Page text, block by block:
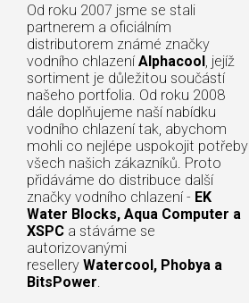
Od roku 2007 jsme se stali
partnerem a oficiálním
distributorem známé značky
vodního chlazení Alphacool, jejíž
sortiment je důležitou součástí
našeho portfolia. Od roku 2008
dále doplňujeme naší nabídku
vodního chlazení tak, abychom
mohli co nejlépe uspokojit potřeby
všech našich zákazníků. Proto
přidáváme do distribuce další
značky vodního chlazení - EK
Water Blocks, Aqua Computer a
XSPC a stáváme se
autorizovanými
resellery Watercool, Phobya a
BitsPower.